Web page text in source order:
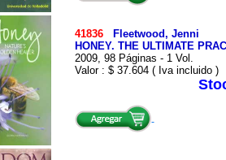
41836
Fleetwood, Jenni
HONEY. THE ULTIMATE
2009, 98 Páginas - 1 Vol.
Valor : $ 37.604 ( Iva incluido )